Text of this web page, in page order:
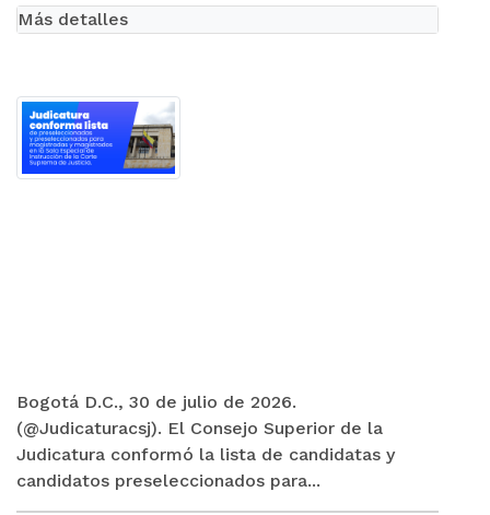
Bogotá D.C., 30 de julio de 2026.
(@Judicaturacsj). El Consejo Superior de la
Judicatura conformó la lista de candidatas y
candidatos preseleccionados para...
Más detalles